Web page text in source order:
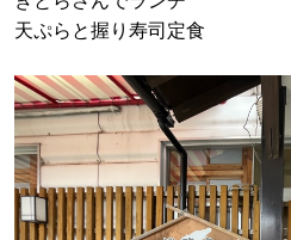
天ぷらと握り寿司定食